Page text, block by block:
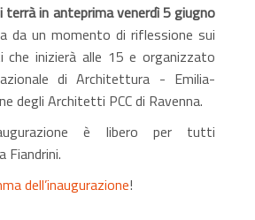
terrà in anteprima venerdì 5 giugno
da un momento di riflessione sui
che inizierà alle 15 e organizzato
di Architettura - Emilia-
degli Architetti PCC di Ravenna.
è libero per tutti
Fiandrini.
dell’inaugurazione!